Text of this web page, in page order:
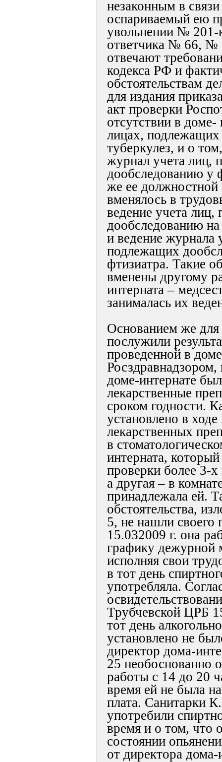
незаконным в
оспариваемый ею
увольнении № 201-
ответчика № 66,
отвечают
кодекса РФ и
обстоятельствам
для издания
акт проверки
отсутствии в
лицах,
туберкулез, и о
журнал учета лиц,
дообследованию у
же ее должностной
вменялось в
ведение учета
дообследованию на
и ведение журнала
подлежащих
фтизиатра. Такие
вменены другому
интерната –
занималась их
Основанием же
послужили
проведенной в
Росздравнадзором,
доме-интернате
лекарственные
сроком годности.
установлено в
лекарственных
в
интерната,
проверки более 3-
а другая – в
принадлежала ей.
обстоятельства,
5, не нашли своего
15.032009 г. она
графику дежурной
исполняя свои
в тот день
употребляла.
Трубчевской ЦРБ
тот день
установлено не
директор дома-
25 необоснованно
работы с 14 до 20
время ей не была
плата. Санитарки
употребили
время и о том, что
состоянии
от директора